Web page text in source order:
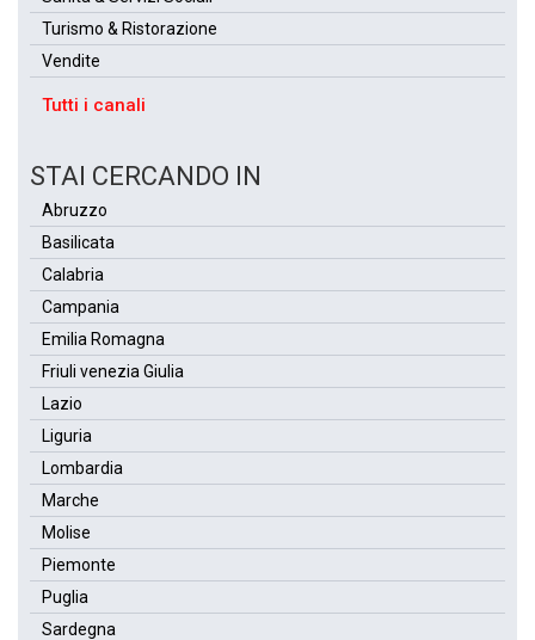
Turismo & Ristorazione
Vendite
Tutti i canali
STAI CERCANDO IN
Abruzzo
Basilicata
Calabria
Campania
Emilia Romagna
Friuli venezia Giulia
Lazio
Liguria
Lombardia
Marche
Molise
Piemonte
Puglia
Sardegna